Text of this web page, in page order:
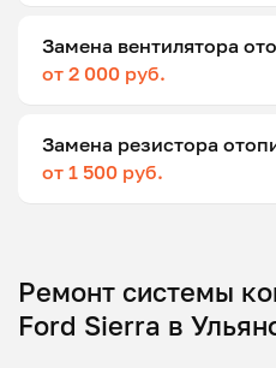
Замена вентилятора
от 2 000 руб.
Замена резистора
от 1 500 руб.
Ремонт системы
Ford Sierra в